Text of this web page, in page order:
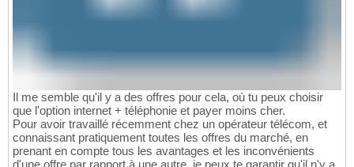
Il me semble qu'il y a des offres pour cela, où tu peux choisir
que l'option internet + téléphonie et payer moins cher.
Pour avoir travaillé récemment chez un opérateur télécom, et
connaissant pratiquement toutes les offres du marché, en
prenant en compte tous les avantages et les inconvénients
d'une offre par rapport à une autre, je peux te garantir qu'il n'y a